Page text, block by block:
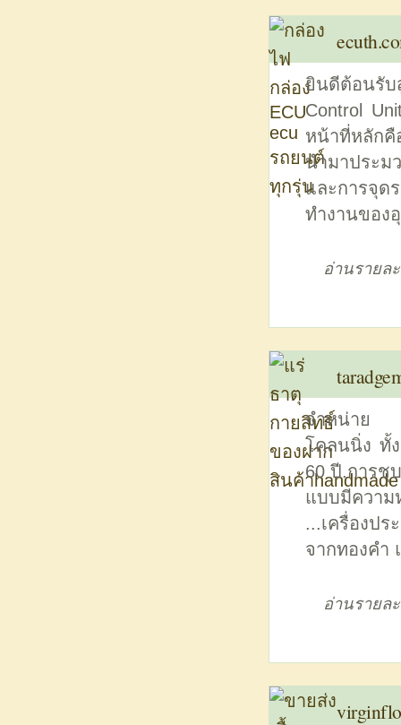
ยินดีต้อนรั
Control
หน้าที่หลักคื
นำมาประม
และการจุด
ทำงานของ
อ่านรายล
จำหน่าย เ
โคลนนิ่ง ทั้
60 ปี.การชุ
แบบมีควา
...เครื่องป
จากทองคำ
อ่านรายล